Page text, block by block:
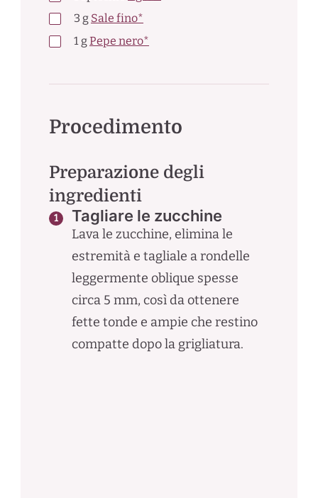
3 g Sale fino*
1 gPepe nero*
Procedimento
Preparazione degli
ingredienti
Tagliare le zucchine
Lava le zucchine, elimina le
estremità e tagliale a rondelle
leggermente oblique spesse
circa 5 mm, così da ottenere
fette tonde e ampie che restino
compatte dopo la grigliatura.